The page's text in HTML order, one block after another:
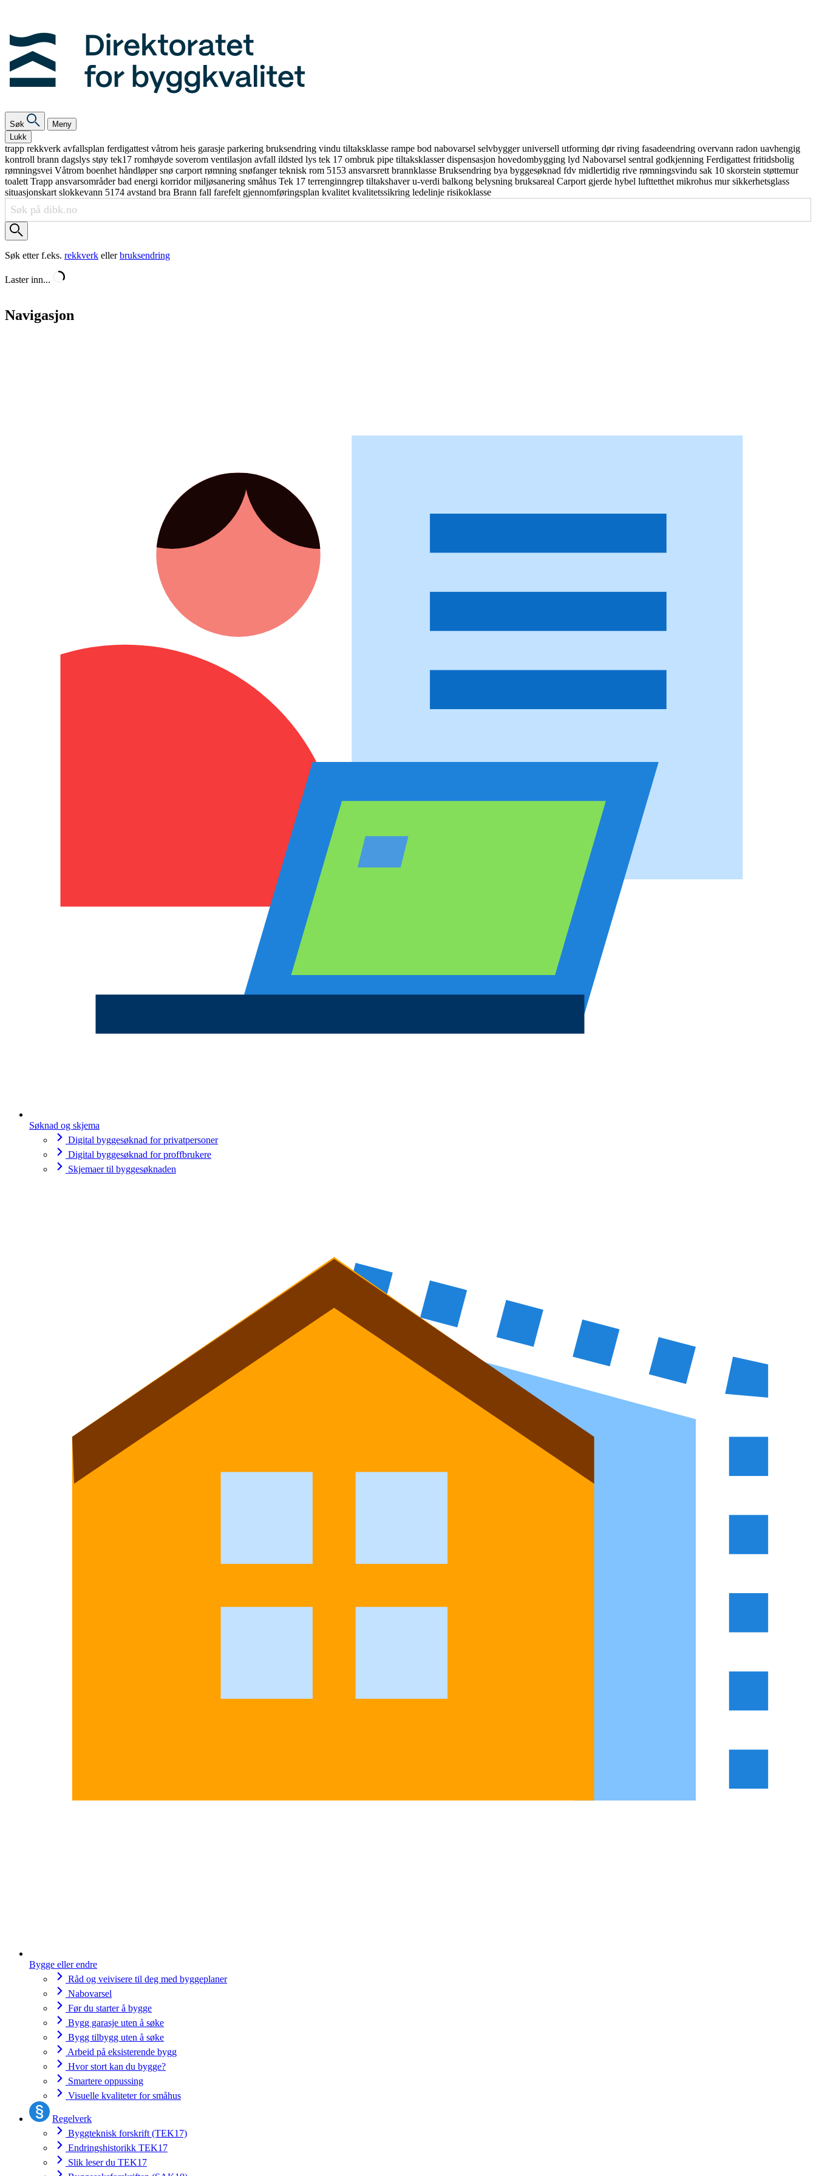
Søk
Meny
Lukk
trapp rekkverk avfallsplan ferdigattest våtrom heis garasje parkering bruksendring vindu tiltaksklasse rampe bod nabovarsel selvbyggeruniversell utforming dørriving fasadeendring overvann radon uavhengig
kontroll brann dagslys støy tek17 romhøyde soverom ventilasjon avfall ildsted lys tek 17 ombruk pipe tiltaksklasserdispensasjon hovedombygging lyd Nabovarsel sentral godkjenning Ferdigattest fritidsbolig
rømningsvei Våtrom boenhet håndløpersnø carport rømning snøfangerteknisk rom 5153 ansvarsrett brannklasse Bruksendring bya byggesøknad fdv midlertidig rive rømningsvindu sak 10 skorstein støttemur
toalett Trapp ansvarsområderbad energi korridormiljøsanering småhus Tek 17 terrenginngrep tiltakshaveru-verdi balkong belysning bruksareal Carport gjerde hybel lufttetthet mikrohus mursikkerhetsglass
situasjonskart slokkevann 5174 avstand bra Brann fall farefelt gjennomføringsplan kvalitet kvalitetssikring ledelinje risikoklasse
Søk etter f.eks. rekkverk ellerbruksendring
Laster inn...
Navigasjon
Søknad og skjema
Digital byggesøknad for privatpersoner
Digital byggesøknad for proffbrukere
Skjemaer til byggesøknaden
Bygge eller endre
Råd og veivisere til deg med byggeplaner
Nabovarsel
Før du starter å bygge
Bygg garasje uten å søke
Bygg tilbygg uten å søke
Arbeid på eksisterende bygg
Hvor stort kan du bygge?
Smartere oppussing
Visuelle kvaliteter for småhus
Regelverk
Byggteknisk forskrift (TEK17)
Endringshistorikk TEK17
Slik leser du TEK17